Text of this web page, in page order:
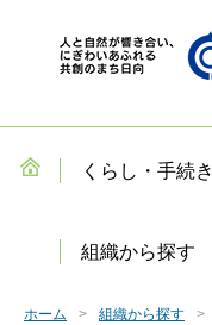
くらし・手続き
組織から探す
ホーム 組織から探す